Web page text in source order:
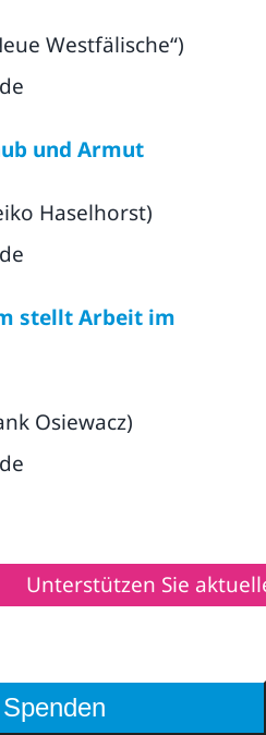
Westfälische“)
und Armut
Haselhorst)
stellt Arbeit im
Osiewacz)
Sie aktuelle
Spenden